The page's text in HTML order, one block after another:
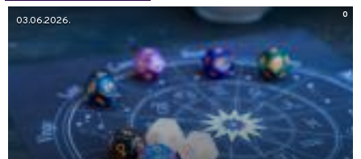
0
03.06.2026.